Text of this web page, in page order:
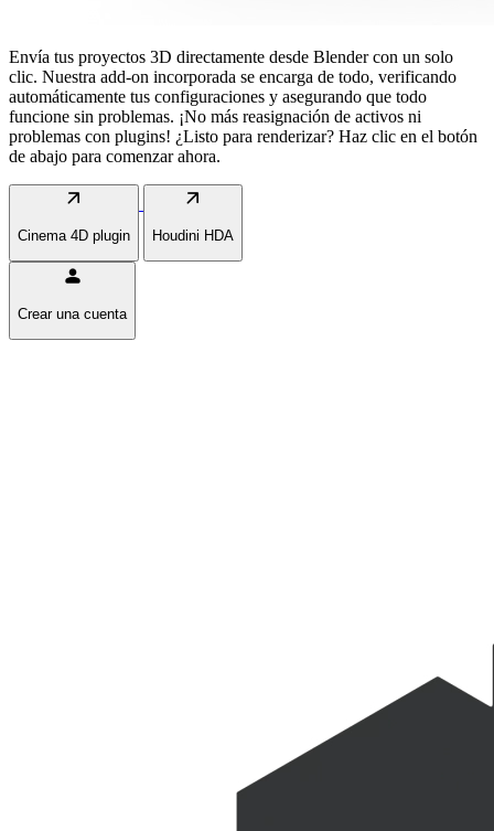
Envía tus proyectos 3D directamente desde Blender con un solo
clic. Nuestra add-on incorporada se encarga de todo, verificando
automáticamente tus configuraciones y asegurando que todo
funcione sin problemas. ¡No más reasignación de activos ni
problemas con plugins! ¿Listo para renderizar? Haz clic en el botón
de abajo para comenzar ahora.
arrow_outward
Cinema 4D plugin
arrow_outward
Houdini HDA
person
Crear una cuenta